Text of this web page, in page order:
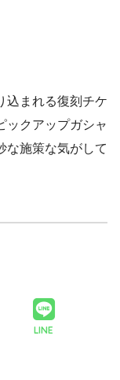
込まれる復刻チケ
ックアップガシャ
な施策な気がして
LINE